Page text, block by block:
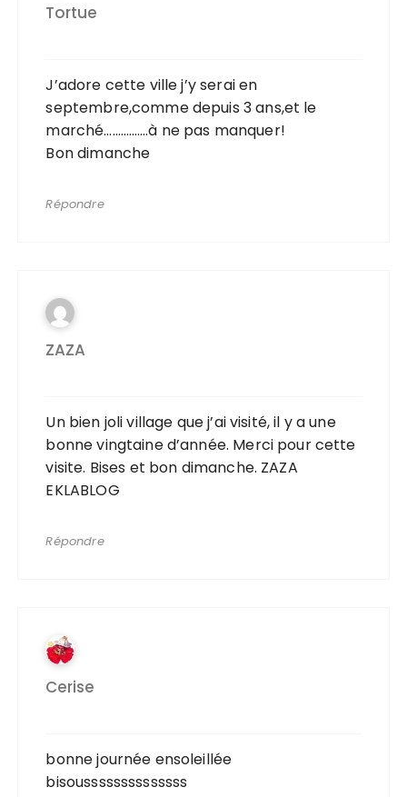
Tortue
J’adore cette ville j’y serai en
septembre,comme depuis 3 ans,et le
marché…………….à ne pas manquer!
Bon dimanche
Répondre
ZAZA
Un bien joli village que j’ai visité, il y a une
bonne vingtaine d’année. Merci pour cette
visite. Bises et bon dimanche. ZAZA
EKLABLOG
Répondre
Cerise
bonne journée ensoleillée
bisoussssssssssssss